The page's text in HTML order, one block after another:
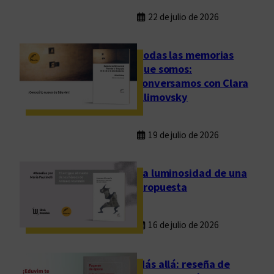
22 de julio de 2026
Todas las memorias
que somos:
conversamos con Clara
Klimovsky
19 de julio de 2026
La luminosidad de una
propuesta
16 de julio de 2026
Más allá: reseña de